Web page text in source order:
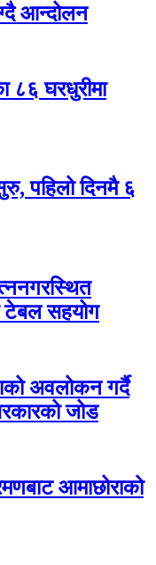
आन्दोलन
८६ घरधुरीमा
पहिलो दिनमै ६
टेबल सहयोग
अवलोकन गर्दै
जोड
आमाछोराको